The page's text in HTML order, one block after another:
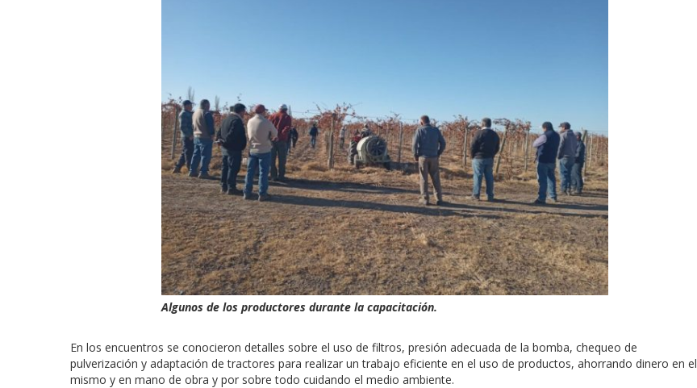
Algunos de los productores durante la capacitación.
En los encuentros se conocieron detalles sobre el uso de filtros, presión adecuada de la bomba, chequeo de
pulverización y adaptación de tractores para realizar un trabajo eficiente en el uso de productos, ahorrando dinero en el
mismo y en mano de obra y por sobre todo cuidando el medio ambiente.